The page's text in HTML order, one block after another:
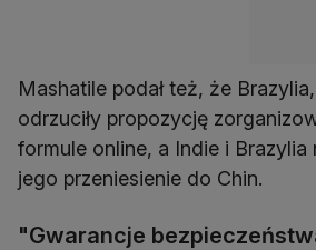
Mashatile podał też, że
odrzuciły propozycję
formule online, a Indie i Brazylia
jego przeniesienie do Chin.
"Gwarancje